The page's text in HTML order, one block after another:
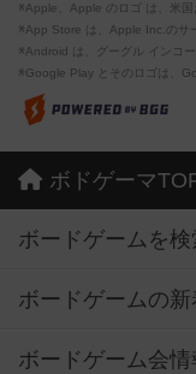
※Apple、Apple のロゴ は、米国
※App Store は、Apple Inc.のサ
※Android は、グーグル インコ
※Google Play とそのロゴは、
ボドゲーマ
ボードゲームを検
ボードゲームの
ボードゲーム会情